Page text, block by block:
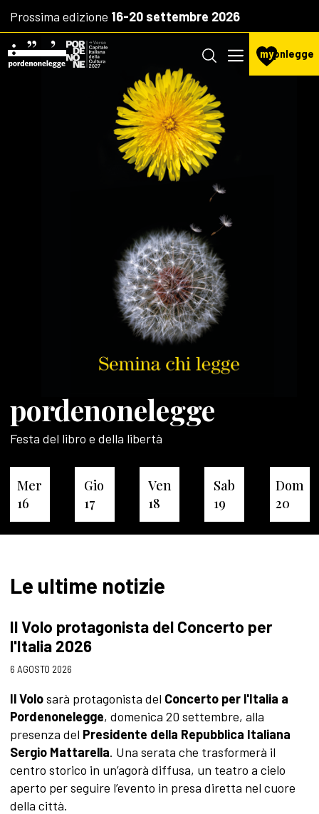
Prossima edizione 16-20 settembre 2026
mypnlegge
pordenonelegge
Festa del libro e della libertà
Mer
16
Gio
17
Ven
18
Sab
19
Dom
20
Le ultime notizie
Il Volo protagonista del Concerto per
l'Italia 2026
6 AGOSTO 2026
Il Volosarà protagonista del Concerto per l'Italia a
Pordenonelegge, domenica 20 settembre, alla
presenza del Presidente della Repubblica Italiana
Sergio Mattarella. Una serata che trasformerà il
centro storico in un’agorà diffusa, un teatro a cielo
aperto per seguire l’evento in presa diretta nel cuore
della città.